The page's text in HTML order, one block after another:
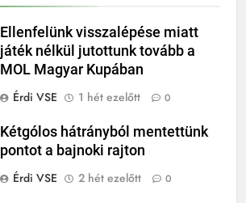
Ellenfelünk visszalépése miatt
játék nélkül jutottunk tovább a
MOL Magyar Kupában
Érdi VSE
1 hét ezelőtt 0
Kétgólos hátrányból mentettünk
pontot a bajnoki rajton
Érdi VSE
2 hét ezelőtt 0